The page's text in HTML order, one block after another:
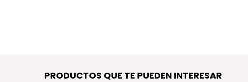
PRODUCTOS QUE TE PUEDEN INTERESAR